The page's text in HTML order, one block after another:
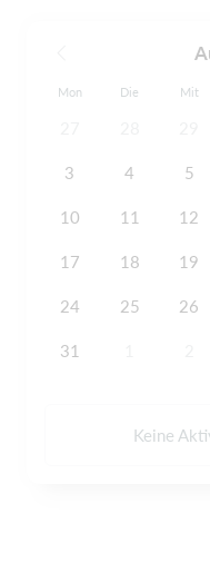
Mon Die Mit
3 4 5
10 11 12
17 18 19
24 25 26
31
Keine